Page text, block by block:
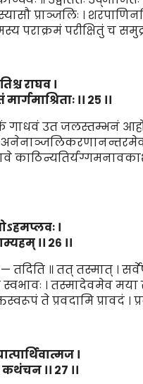
प्राञ्जलिः ।
पराक्रमं परीक्षितुं च
राघव ।
।। २५ ।।
गाधवं उत जलस्तम्भनं
।
।। २६ ।।
॥ तत् तस्मात् ।
। तस्मादेवमेव मया
ते प्रवदामि प्रावदं ।
।
कथंचन ।। २७ ।।